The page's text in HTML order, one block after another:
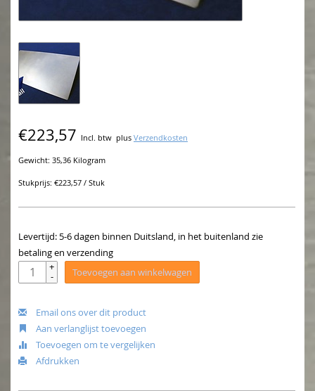
€223,57 Incl. btw plus Verzendkosten
Gewicht: 35,36 Kilogram
Stukprijs: €223,57 / Stuk
Levertijd: 5-6 dagen binnen Duitsland, in het buitenland zie
betaling en verzending
+
- Toevoegen aan winkelwagen
Email ons over dit product
Aan verlanglijst toevoegen
Toevoegen om te vergelijken
Afdrukken